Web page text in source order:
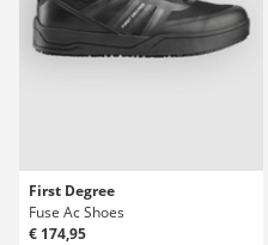
First Degree
Fuse Ac Shoes
€ 174,95